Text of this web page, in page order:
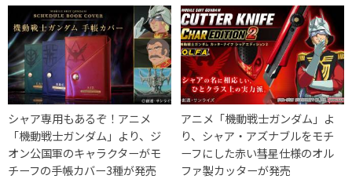
シャア専用もあるぞ！アニメ
「機動戦士ガンダム」より、ジ
オン公国軍のキャラクターがモ
チーフの手帳カバー3種が発売
アニメ「機動戦士ガンダム」よ
り、シャア・アズナブルをモチ
ーフにした赤い彗星仕様のオル
ファ製カッターが発売